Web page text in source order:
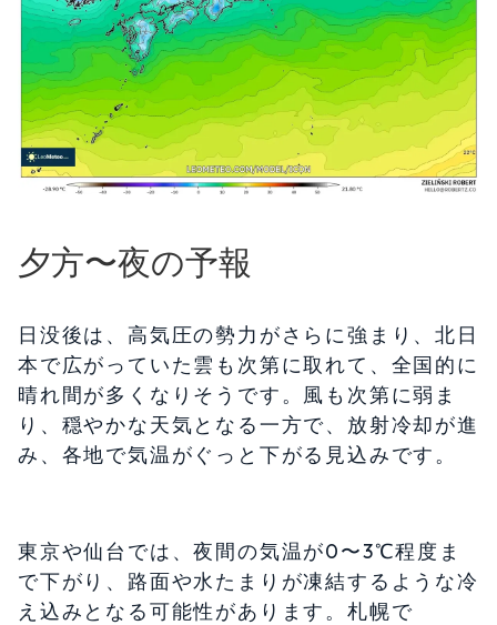
夕方〜夜の予報
日没後は、高気圧の勢力がさらに強まり、北日
本で広がっていた雲も次第に取れて、全国的に
晴れ間が多くなりそうです。風も次第に弱ま
り、穏やかな天気となる一方で、放射冷却が進
み、各地で気温がぐっと下がる見込みです。
東京や仙台では、夜間の気温が0〜3℃程度ま
で下がり、路面や水たまりが凍結するような冷
え込みとなる可能性があります。札幌で